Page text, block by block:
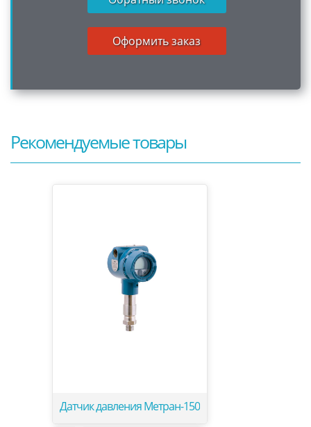
Оформить заказ
Рекомендуемые товары
Датчик давления Метран-150